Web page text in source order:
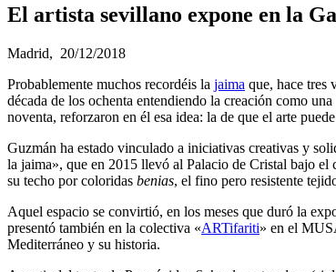
El artista sevillano expone en la
Madrid, 20/12/2018
Probablemente muchos recordéis la jaima que, hace tres
década de los ochenta entendiendo la creación como
noventa, reforzaron en él esa idea: la de que el arte
Guzmán ha estado vinculado a iniciativas creativas y
la jaima», que en 2015 llevó al Palacio de Cristal bajo el
su techo por coloridas benias, el fino pero resistente
Aquel espacio se convirtió, en los meses que duró la
presentó también en la colectiva «ARTifariti» en el
Mediterráneo y su historia.